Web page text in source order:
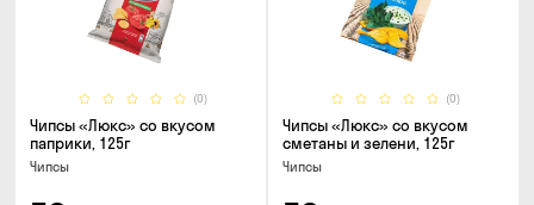
(0)
Чипсы «Люкс» со вкусом
паприки, 125г
Чипсы
(0)
Чипсы «Люкс» со вкусом
сметаны и зелени, 125г
Чипсы